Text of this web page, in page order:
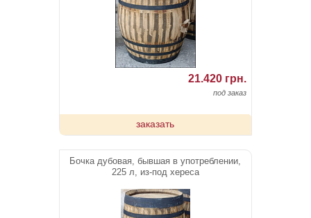
21.420 грн.
под заказ
заказать
Бочка дубовая, бывшая в употреблении,
225 л, из-под хереса